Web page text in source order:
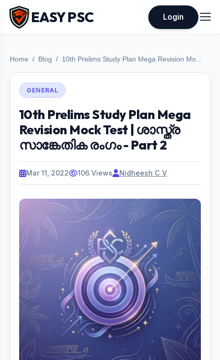
EASY PSC Login
Home Blog 10th Prelims Study Plan Mega Revision Mo...
GENERAL
10th Prelims Study Plan Mega
Revision Mock Test | ശാസ്ത്ര
സാങ്കേതിക രംഗം - Part 2
Mar 11, 2022 106 Views Nidheesh C V